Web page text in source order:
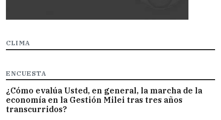
CLIMA
ENCUESTA
¿Cómo evalúa Usted, en general, la marcha de la
economía en la Gestión Milei tras tres años
transcurridos?